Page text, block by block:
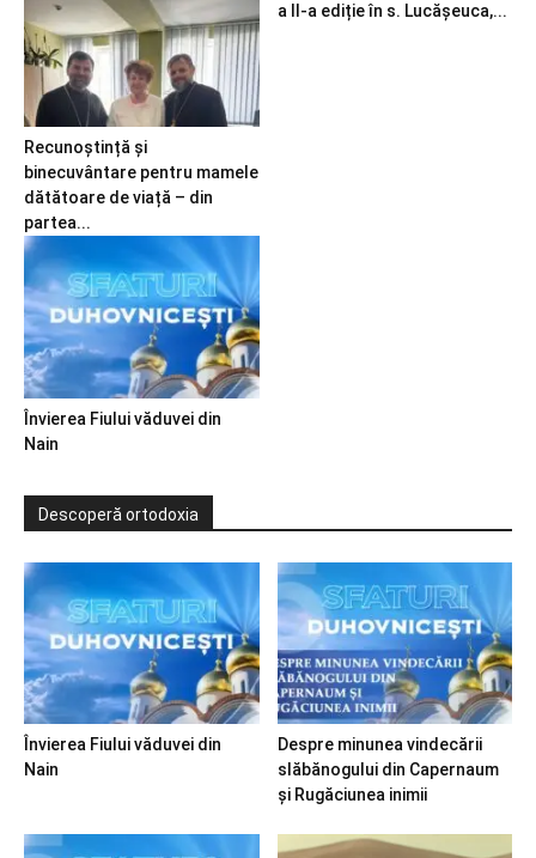
Recunoștință și
binecuvântare pentru mamele
dătătoare de viață – din
partea...
a II-a ediție în s. Lucășeuca,...
Învierea Fiului văduvei din
Nain
Descoperă ortodoxia
Învierea Fiului văduvei din
Nain
Despre minunea vindecării
slăbănogului din Capernaum
și Rugăciunea inimii